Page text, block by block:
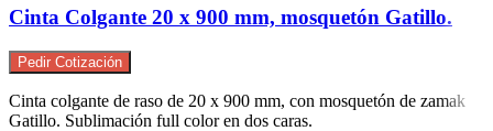
Cinta Colgante 20 x 900 mm, mosquetón Gatillo.
Pedir Cotización
Cinta colgante de raso de 20 x 900 mm, con mosquetón de zamak
Gatillo. Sublimación full color en dos caras.